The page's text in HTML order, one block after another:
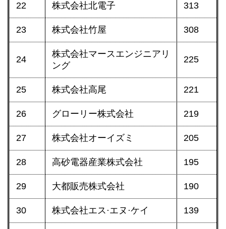
22 株式会社北電子 313
23 株式会社竹屋 308
24
株式会社マースエンジニアリ
ング
225
25 株式会社高尾 221
26 グローリー株式会社 219
27 株式会社オーイズミ 205
28 高砂電器産業株式会社 195
29 大都販売株式会社 190
30 株式会社エス·エヌ·ケイ 139